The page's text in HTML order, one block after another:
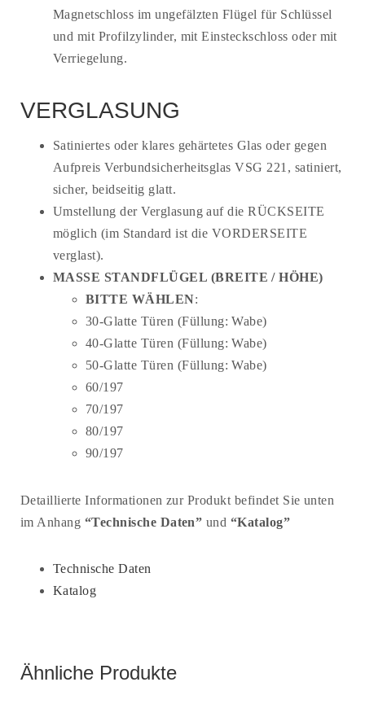
Magnetschloss im ungefälzten Flügel für Schlüssel
und mit Profilzylinder, mit Einsteckschloss oder mit
Verriegelung.
VERGLASUNG
Satiniertes oder klares gehärtetes Glas oder gegen
Aufpreis Verbundsicherheitsglas VSG 221, satiniert,
sicher, beidseitig glatt.
Umstellung der Verglasung auf die RÜCKSEITE
möglich (im Standard ist die VORDERSEITE
verglast).
MASSE STANDFLÜGEL (BREITE / HÖHE)
BITTE WÄHLEN:
30-Glatte Türen (Füllung: Wabe)
40-Glatte Türen (Füllung: Wabe)
50-Glatte Türen (Füllung: Wabe)
60/197
70/197
80/197
90/197
Detaillierte Informationen zur Produkt befindet Sie unten
im Anhang “Technische Daten” und “Katalog”
Technische Daten
Katalog
Ähnliche Produkte